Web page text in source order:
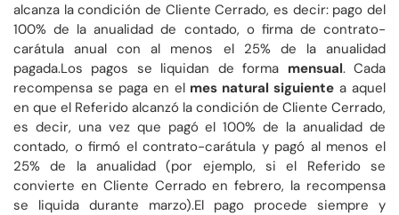
alcanza la condición de Cliente Cerrado, es decir: pago del
100% de la anualidad de contado, o firma de contrato-
carátula anual con al menos el 25% de la anualidad
pagada.Los pagos se liquidan de forma mensual. Cada
recompensa se paga en el mes natural siguiente a aquel
en que el Referido alcanzó la condición de Cliente Cerrado,
es decir, una vez que pagó el 100% de la anualidad de
contado, o firmó el contrato-carátula y pagó al menos el
25% de la anualidad (por ejemplo, si el Referido se
convierte en Cliente Cerrado en febrero, la recompensa
se liquida durante marzo).El pago procede siempre y